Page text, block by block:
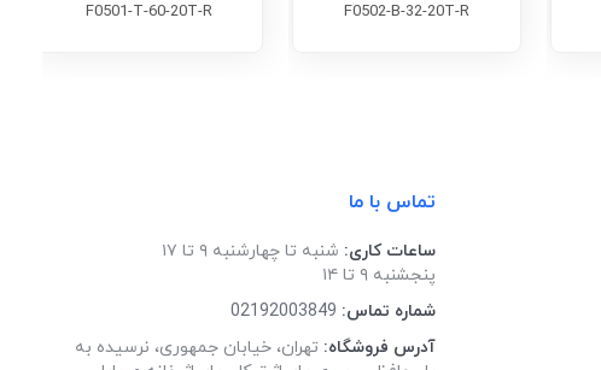
F0502-B-32-20T-R
F0501-T-60-20T-R
تماس با ما
ساعات کاری: شنبه تا چهارشنبه ۹ تا ۱۷
پنجشنبه ۹ تا ۱۴
شماره تماس: 02192003849
آدرس فروشگاه: تهران، خیابان جمهوری، نرسیده به